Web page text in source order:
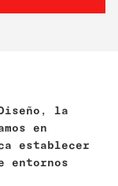
Diseño, la
en
establecer
entornos